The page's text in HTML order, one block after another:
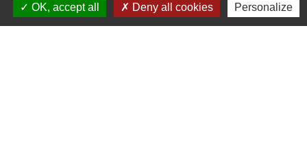
Contact par formulaire
OK, accept all
Deny all cookies Personalize